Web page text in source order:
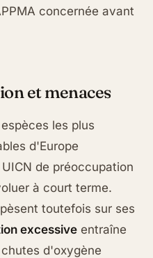
concernée avant
et menaces
les plus
d'Europe
de préoccupation
à court terme.
toutefois sur ses
excessive entraîne
d'oxygène